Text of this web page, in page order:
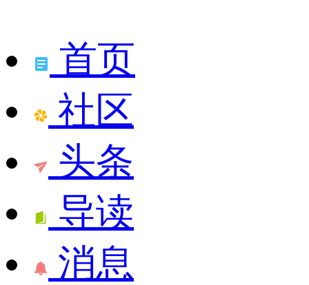
首页
社区
头条
导读
消息